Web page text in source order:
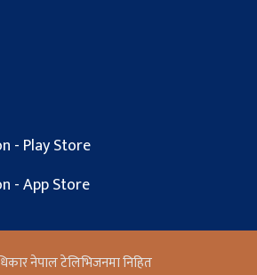
- Play Store
- App Store
नेपाल टेलिभिजनमा निहित